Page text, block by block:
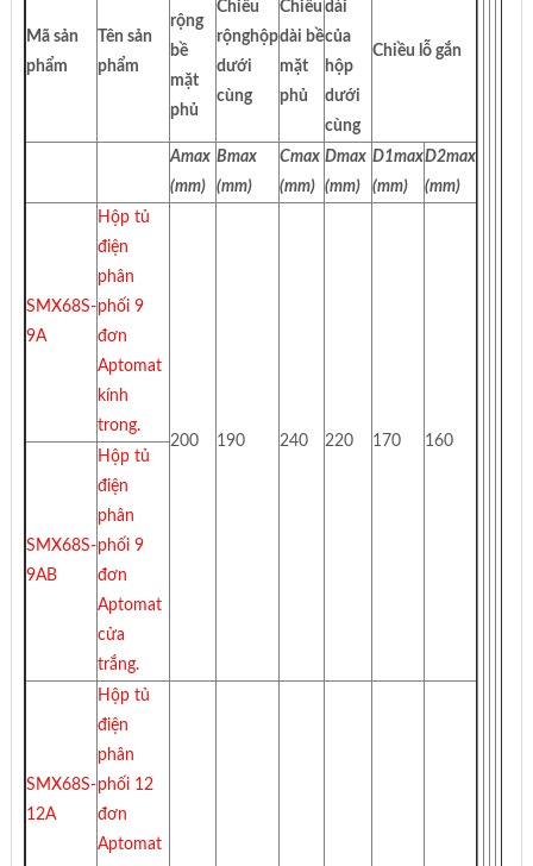
Mã sản
phẩm
Tên sản
phẩm
rộng
bề
mặt
phủ
Chiều
rộnghộp
dưới
cùng
Chiều
dài bề
mặt
phủ
dài
của
hộp
dưới
cùng
Chiều lỗ gắn
Amax
(mm)
Bmax
(mm)
Cmax
(mm)
Dmax
(mm)
D1max
(mm)
D2max
(mm)
SMX68S-
9A
Hộp tủ
điện
phân
phối 9
đơn
Aptomat
kính
trong.
200
190 240 220 170 160
SMX68S-
9AB
Hộp tủ
điện
phân
phối 9
đơn
Aptomat
cửa
trắng.
SMX68S-
12A
Hộp tủ
điện
phân
phối 12
đơn
Aptomat